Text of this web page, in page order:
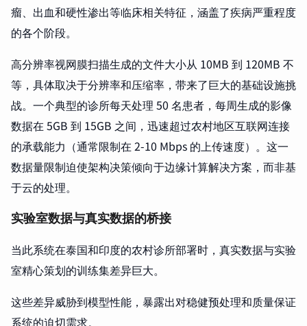
瘤、出血和硬性渗出等临床相关特征，涵盖了疾病严重程度
的各个阶段。
高分辨率视网膜扫描生成的文件大小从 10MB 到 120MB 不
等，具体取决于分辨率和压缩率，带来了巨大的基础设施挑
战。一个典型的诊所每天处理 50 名患者，每周生成的影像
数据在 5GB 到 15GB 之间，迅速超过农村地区互联网连接
的承载能力（通常限制在 2-10 Mbps 的上传速度）。这一
数据量限制迫使架构决策倾向于边缘计算解决方案，而非基
于云的处理。
实验室数据与真实数据的桥接
当此系统在泰国和印度的农村诊所部署时，真实数据与实验
室精心策划的训练集差异巨大。
这些差异威胁到模型性能，暴露出对稳健预处理和质量保证
系统的迫切需求。